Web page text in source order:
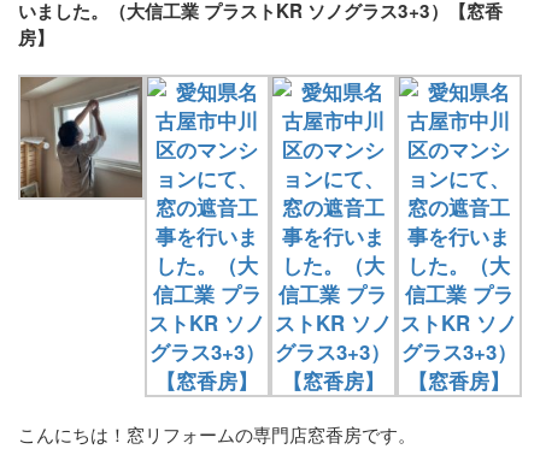
いました。（大信工業 プラストKR ソノグラス3+3）【窓香
房】
こんにちは！窓リフォームの専門店窓香房です。